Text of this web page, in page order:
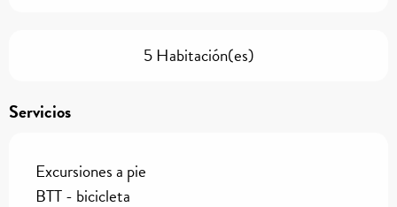
5 Habitación(es)
Servicios
Excursiones a pie
BTT - bicicleta